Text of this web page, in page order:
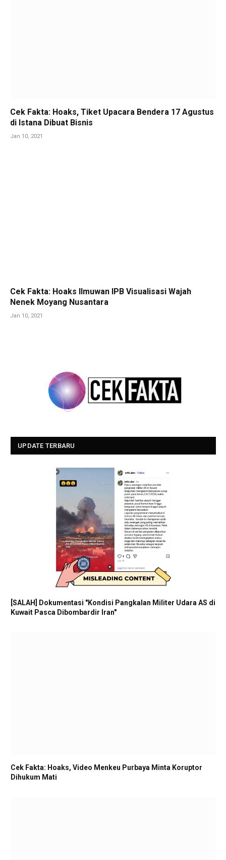
Cek Fakta: Hoaks, Tiket Upacara Bendera 17 Agustus
di Istana Dibuat Bisnis
Jan 10, 2021
Cek Fakta: Hoaks Ilmuwan IPB Visualisasi Wajah
Nenek Moyang Nusantara
Jan 10, 2021
UPDATE TERBARU
[SALAH] Dokumentasi "Kondisi Pangkalan Militer Udara AS di
Kuwait Pasca Dibombardir Iran"
Cek Fakta: Hoaks, Video Menkeu Purbaya Minta Koruptor
Dihukum Mati